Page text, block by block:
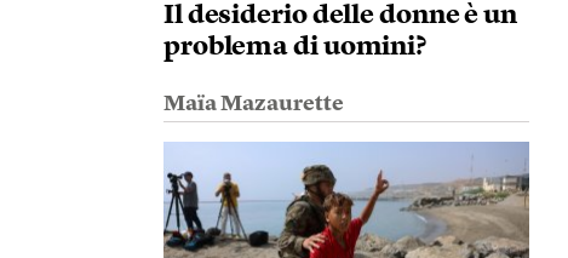
Il desiderio delle donne è un
problema di uomini?
Maïa Mazaurette